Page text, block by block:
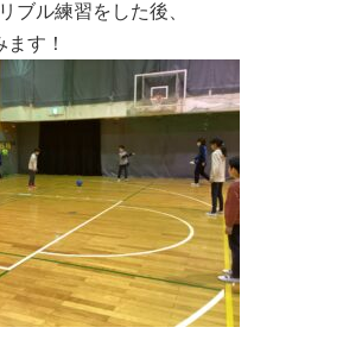
ブル練習をした後、
す！